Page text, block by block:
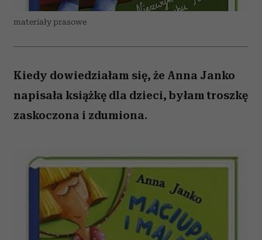
materiały prasowe
Kiedy dowiedziałam się, że Anna Janko
napisała książkę dla dzieci, byłam troszkę
zaskoczona i zdumiona.